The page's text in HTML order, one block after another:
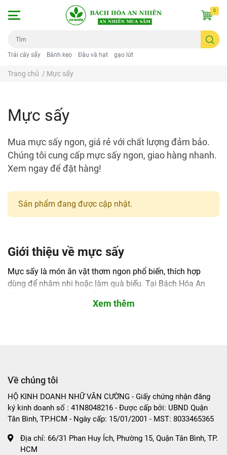
Trái cây sấy Bánh kẹo Đậu và hạt gạo lứt
0
Trang chủ / Mực sấy
Mực sấy
Mua mực sấy ngon, giá rẻ với chất lượng đảm bảo.
Chúng tôi cung cấp mực sấy ngon, giao hàng nhanh.
Xem ngay để đặt hàng!
Sản phẩm đang được cập nhật.
Giới thiệu về mực sấy
Mực sấy là món ăn vặt thơm ngon phổ biến, thích hợp
dùng để nhâm nhi hoặc làm quà biếu. Tại Bách Hóa An
tuyển chọn kỹ lưỡng với hương vị hấp dẫn và giữ nguyên
Chất lượng đảm bảo:
giữ vị ngon tự nhiên, không sử dụng phẩm màu hay
chất bảo quản độc hại.
Giá cả hợp lý:Mực sấy ngon với mức giá cạnh tranh
Đa dạng sản phẩm:Bạn có thể tham khảo các sản
Xem thêm
Về chúng tôi
HỘ KINH DOANH NHỮ VĂN CƯỜNG - Giấy chứng nhận đăng
ký kinh doanh số : 41N8048216 - Được cấp bởi: UBND Quận
Tân Bình, TP.HCM - Ngày cấp: 15/01/2001 - MST: 8033465365
Địa chỉ: 66/31 Phan Huy Ích, Phường 15, Quận Tân Bình, TP.
HCM